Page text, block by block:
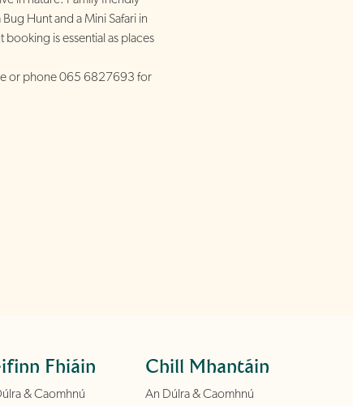
Hunt and a Mini Safari in
is essential as places
or phone 065 6827693 for
Fhiáin
& Caomhnú
Chill Mhantáin
An Dúlra & Caomhnú